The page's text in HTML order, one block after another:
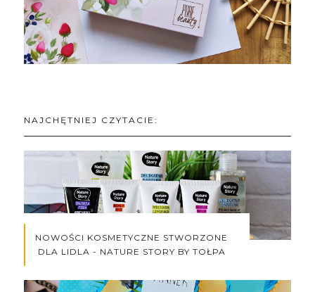
NAJCHĘTNIEJ CZYTACIE:
NOWOŚCI KOSMETYCZNE STWORZONE
DLA LIDLA - NATURE STORY BY TOŁPA